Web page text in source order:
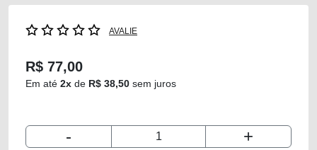
AVALIE
R$ 77,00
Em até 2x de R$ 38,50 sem juros
- +